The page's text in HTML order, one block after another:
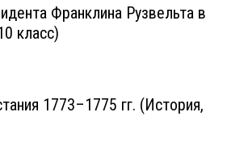
Франклина Рузвельта в
класс)
1773–1775 гг. (История,